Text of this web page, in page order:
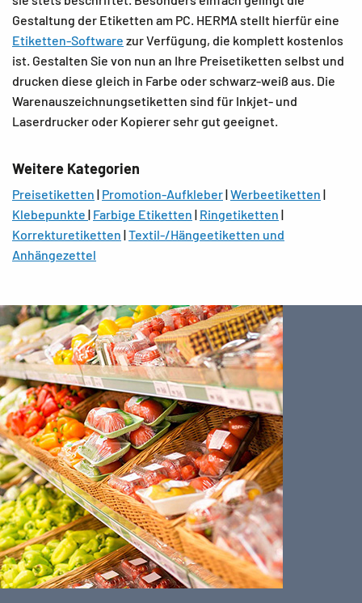
• Preisetiketten zum Anhängen
Darüber hinaus sind diverse HERMA Preisetiketten mit den
Zusatzeigenschaften blickdicht oder perforiert erhältlich.
Hafteigenschaften der Etiketten zur
Diese Vorgaben setzt HERMA zu 100 Prozent um und
ermöglicht gleichzeitig ein hohes Maß an Flexibilität. So
sind die Preisschilder aus Papier oder einer Papier-
Folienkonstruktion in folgenden drei Haftvarianten
• abziehbar und wiederhaftend
• nicht klebend
• permanent
Die ablösbaren Etiketten lassen sich
klebstoffrückstandsfrei entfernen. Sie sind daher unter
anderem für zeitlich begrenzte Kennzeichnungen sehr gut
geeignet.
Gestaltung der Etiketten am PC. HERMA stellt hierfür eine
Etiketten-Software zur Verfügung, die komplett kostenlos
ist. Gestalten Sie von nun an Ihre Preisetiketten selbst und
drucken diese gleich in Farbe oder schwarz-weiß aus. Die
Warenauszeichnungsetiketten sind für Inkjet- und
Laserdrucker oder Kopierer sehr gut geeignet.
Weitere Kategorien
Preisetiketten | Promotion-Aufkleber|Werbeetiketten |
Klebepunkte | Farbige Etiketten | Ringetiketten |
Korrekturetiketten |Textil-/Hängeetiketten und
Anhängezettel